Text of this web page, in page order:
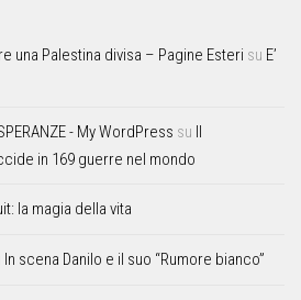
una Palestina divisa – Pagine Esteri su E’
- My WordPress su
in 169 guerre nel mondo
la magia della vita
In scena Danilo e il suo “Rumore bianco”